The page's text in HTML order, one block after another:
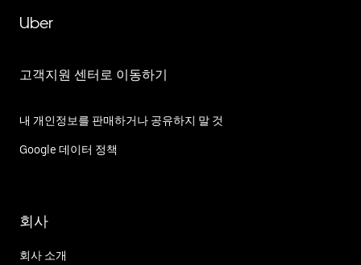
Uber
고객지원 센터로 이동하기
내 개인정보를 판매하거나 공유하지 말 것
Google 데이터 정책
회사
회사 소개